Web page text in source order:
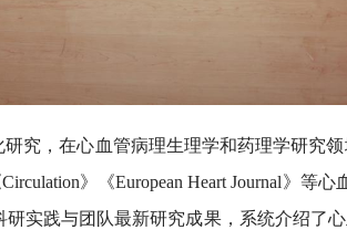
究，在心血管病理生理学和药理学研究
》《European Heart Journal》等
实践与团队最新研究成果，系统介绍了